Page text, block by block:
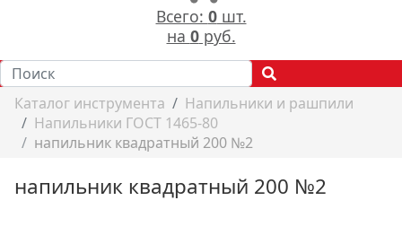
Всего: 0шт.
на 0руб.
Каталог инструмента
Напильники и рашпили
Напильники ГОСТ 1465-80
напильник квадратный 200 №2
напильник квадратный 200 №2